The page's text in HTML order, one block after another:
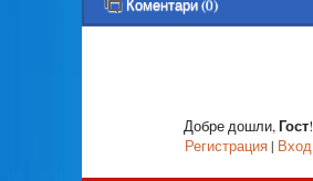
Коментари (0)
Добре дошли,Гост!
Регистрация| Вход